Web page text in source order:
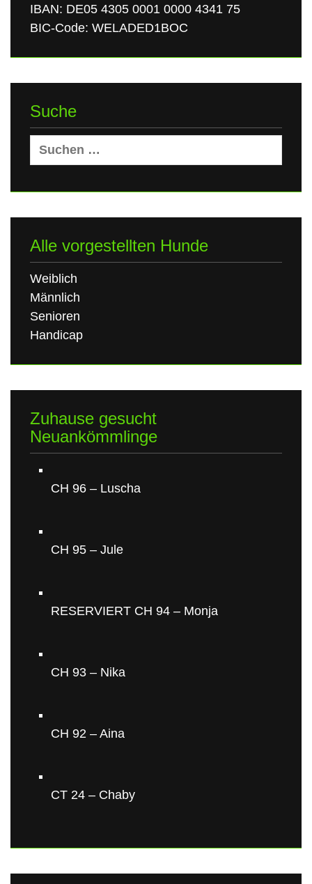
IBAN: DE05 4305 0001 0000 4341 75
BIC-Code: WELADED1BOC
Suche
Suchen
nach:
Alle vorgestellten Hunde
Weiblich
Männlich
Senioren
Handicap
Zuhause gesucht
Neuankömmlinge
CH 96 – Luscha
CH 95 – Jule
RESERVIERT CH 94 – Monja
CH 93 – Nika
CH 92 – Aina
CT 24 – Chaby